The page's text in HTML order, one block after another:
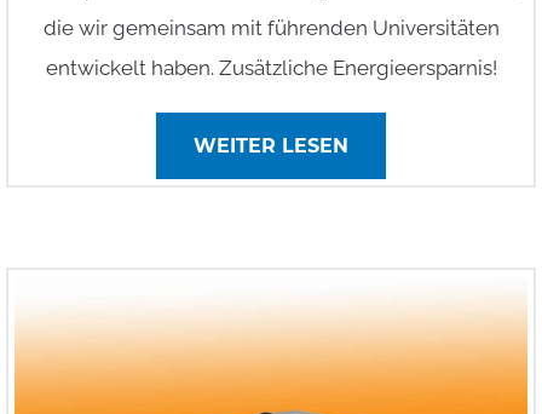
die wir gemeinsam mit führenden Universitäten
entwickelt haben. Zusätzliche Energieersparnis!
WEITER LESEN